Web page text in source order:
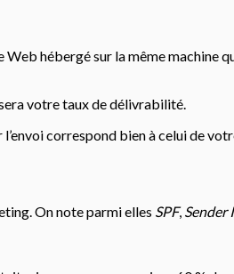
hébergé sur la même machine
votre taux de délivrabilité.
correspond bien à celui de
On note parmi elles SPF, Sender